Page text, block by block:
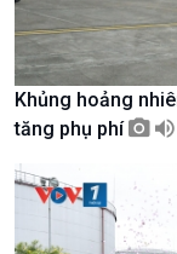
Xây dựng đảng
Đảng trong cuộc
Nhận diện sự thật
Pháp luật và đời
Khủng hoảng
tăng phụ phí